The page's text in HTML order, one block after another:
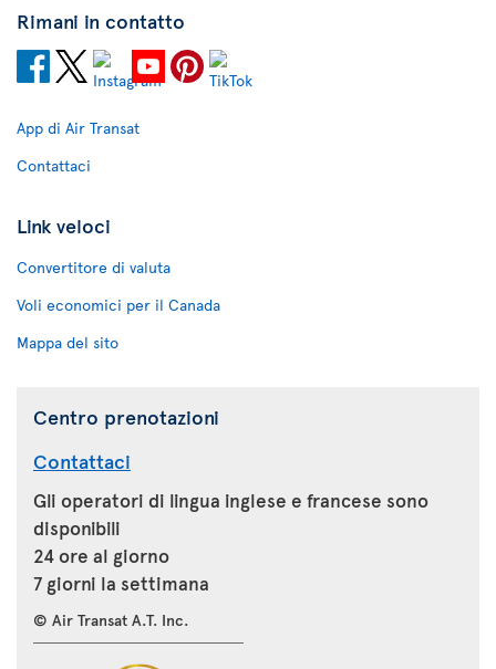
Rimani in contatto
App di Air Transat
Contattaci
Link veloci
Convertitore di valuta
Voli economici per il Canada
Mappa del sito
Centro prenotazioni
Contattaci
Gli operatori di lingua inglese e francese sono
disponibili
24 ore al giorno
7 giorni la settimana
© Air Transat A.T. Inc.